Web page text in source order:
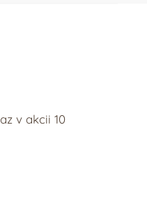
v akcii 10